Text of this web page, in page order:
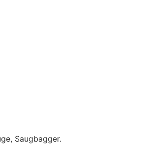
Saugbagger.